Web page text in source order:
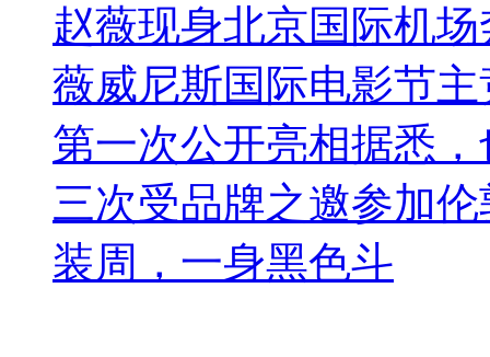
赵薇现身北京国际机
薇威尼斯国际电影节
第一次公开亮相据悉
三次受品牌之邀参加
装周，一身黑色斗